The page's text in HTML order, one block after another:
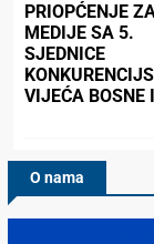
PRIOPĆENJE
MEDIJE SA 5.
SJEDNICE
VIJEĆA BOSNE
O nama